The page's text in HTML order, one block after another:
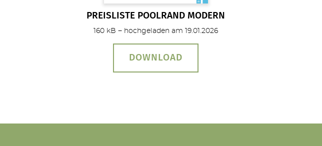
PREISLISTE POOLRAND MODERN
160 kB − hochgeladen am 19.01.2026
DOWNLOAD